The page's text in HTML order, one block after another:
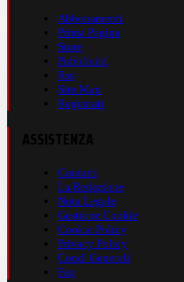
Abbonamenti
Prima Pagina
Store
Pubblicità
Rss
Site Map
Registrati
Contatti
La Redazione
Nota Legale
Gestione Cookie
Cookie Policy
Privacy Policy
Cond. Generali
Faq